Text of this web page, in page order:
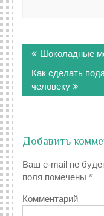
по
записям
Шоколадные
Как сделать
человеку
Добавить
Ваш e-mail не
поля помечены*
Комментарий